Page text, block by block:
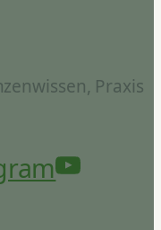
Praxis